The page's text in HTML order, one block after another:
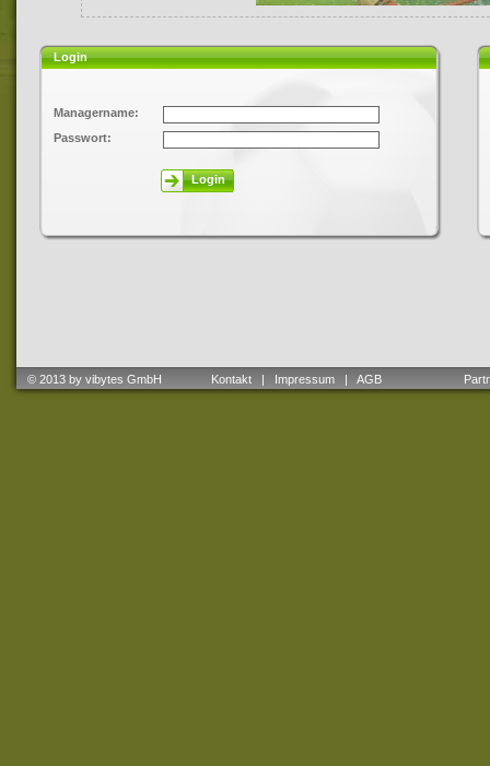
Login
Managername:
Passwort:
Login
© 2013 by vibytes GmbH Kontakt | Impressum | AGB